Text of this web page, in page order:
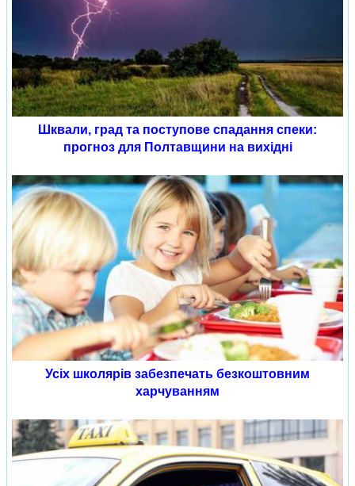
Шквали, град та поступове спадання спеки:
прогноз для Полтавщини на вихідні
Усіх школярів забезпечать безкоштовним
харчуванням